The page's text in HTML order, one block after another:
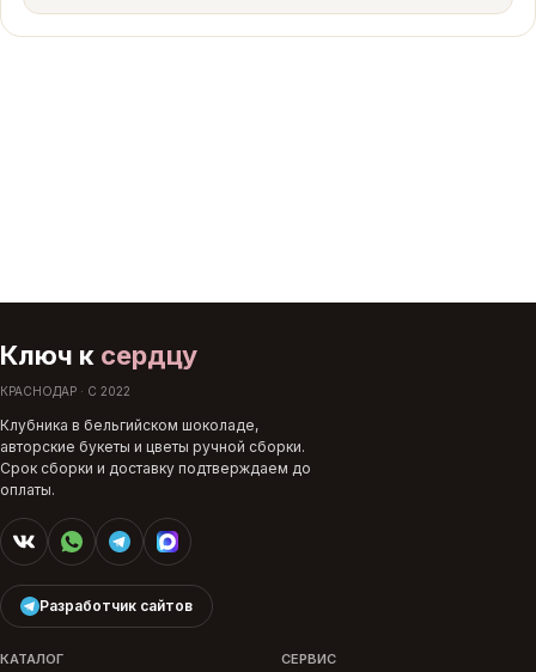
Ключ к сердцу
КРАСНОДАР · С 2022
Клубника в бельгийском шоколаде,
авторские букеты и цветы ручной сборки.
Срок сборки и доставку подтверждаем до
оплаты.
Разработчик сайтов
КАТАЛОГ СЕРВИС